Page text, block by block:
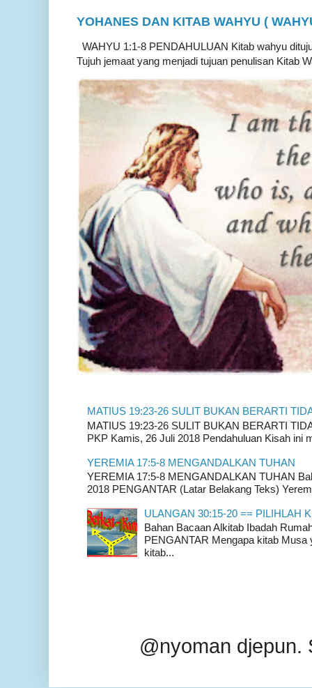
YOHANES DAN KITAB WAHYU (
WAHYU 1:1-8 PENDAHULUAN Kitab wahyu
Tujuh jemaat yang menjadi tujuan penulisan Kitab
MATIUS 19:23-26 SULIT BUKAN BERARTI
MATIUS 19:23-26 SULIT BUKAN BERARTI
PKP Kamis, 26 Juli 2018 Pendahuluan Kisah ini
YEREMIA 17:5-8 MENGANDALKAN TUHAN
YEREMIA 17:5-8 MENGANDALKAN TUHAN
2018 PENGANTAR (Latar Belakang Teks)
ULANGAN 30:15-20 == PILIHLAH
Bahan Bacaan Alkitab Ibadah
PENGANTAR Mengapa kitab Musa
kitab...
@nyoman